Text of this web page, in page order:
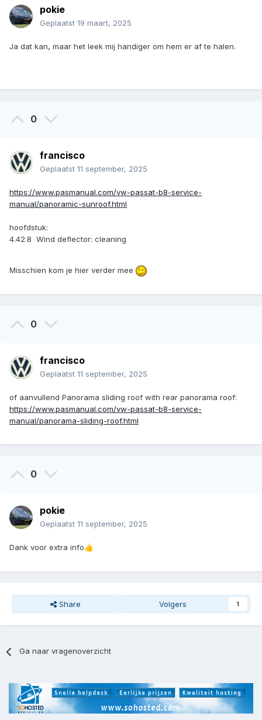
pokie
Geplaatst 19 maart, 2025
Ja dat kan, maar het leek mij handiger om hem er af te halen.
0
francisco
Geplaatst 11 september, 2025
https://www.pasmanual.com/vw-passat-b8-service-
manual/panoramic-sunroof.html
hoofdstuk:
4.42.8 Wind deflector: cleaning
Misschien kom je hier verder mee
0
francisco
Geplaatst 11 september, 2025
of aanvullend Panorama sliding roof with rear panorama roof:
https://www.pasmanual.com/vw-passat-b8-service-
manual/panorama-sliding-roof.html
0
pokie
Geplaatst 11 september, 2025
Dank voor extra info👍
Share Volgers 1
Ga naar vragenoverzicht